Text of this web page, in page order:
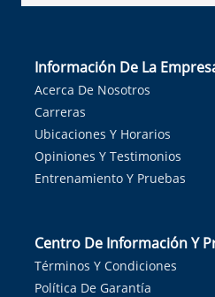
Información De La
Acerca De Nosotros
Carreras
Ubicaciones Y Horarios
Opiniones Y Testimonios
Entrenamiento Y Pruebas
Centro De Información Y
Términos Y Condiciones
Política De Garantía